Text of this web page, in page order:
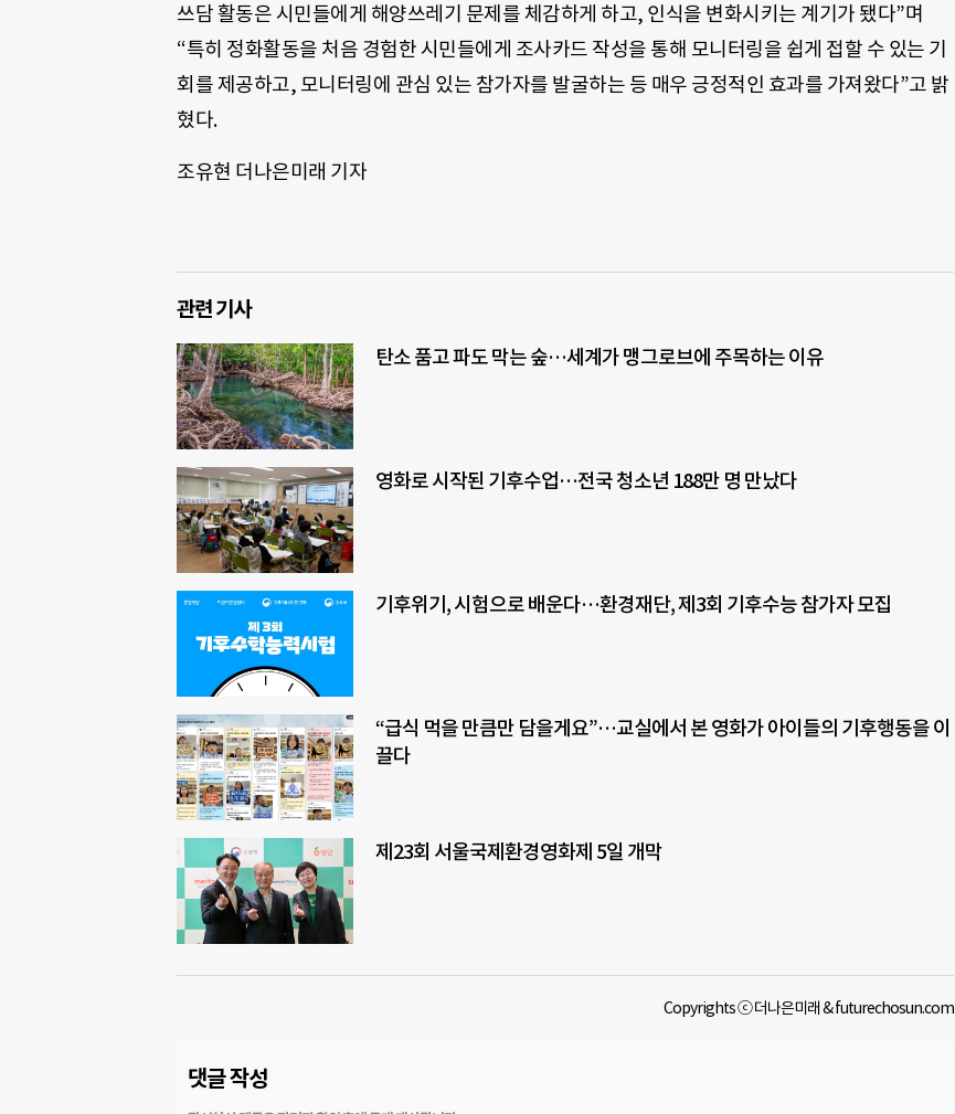
쓰담 활동은 시민들에게 해양쓰레기 문제를 체감하게 하고, 인식을 변화시키는 계기가 됐다”며
“특히 정화활동을 처음 경험한 시민들에게 조사카드 작성을 통해 모니터링을 쉽게 접할 수 있는 기
회를 제공하고, 모니터링에 관심 있는 참가자를 발굴하는 등 매우 긍정적인 효과를 가져왔다”고 밝
혔다.
조유현 더나은미래 기자
관련 기사
탄소 품고 파도 막는 숲…세계가 맹그로브에 주목하는 이유
영화로 시작된 기후수업…전국 청소년 188만 명 만났다
기후위기, 시험으로 배운다…환경재단, 제3회 기후수능 참가자 모집
“급식 먹을 만큼만 담을게요”…교실에서 본 영화가 아이들의 기후행동을 이
끌다
제23회 서울국제환경영화제 5일 개막
Copyrights ⓒ 더나은미래 & futurechosun.com
댓글 작성